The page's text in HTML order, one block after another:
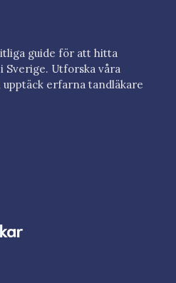
guide för att hitta
Utforska våra
erfarna tandläkare